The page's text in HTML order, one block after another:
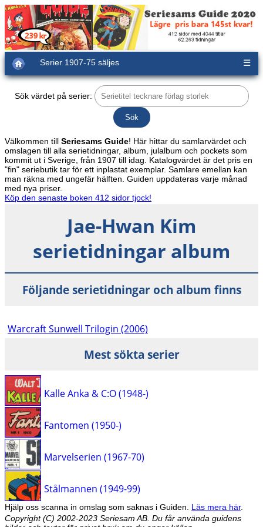
Serier 1907-75 säljes ☰
Sök värdet på serier:
Välkommen till Seriesams Guide! Här hittar du samlarvärdet och
omslagen till alla serietidningar, album, julalbum och pockets som
kommit ut i Sverige, från 1907 till idag. Katalogvärdet är det pris en
"fin" seriebutik tar för ett inplastat exemplar. Samlare emellan kan
man räkna med ungefär hälften. Guiden uppdateras varje månad
med nya priser.
Köp den senaste boken 412 sidor tjock!
Jae-Hwan Kim
serietidningar album
Följande serietidningar och album finns
Warcraft Sunwell Trilogin (2006)
Mest sökta serier
Kalle Anka & C:O (1948-)
Fantomen (1950-)
Marvelserien (1967-70)
Stålmannen (1949-99)
Hjälp oss scanna in omslag som saknas i Guiden. Läs mera här.
Copyright (C) 2002-2023 Seriesam AB. Du får använda guidens